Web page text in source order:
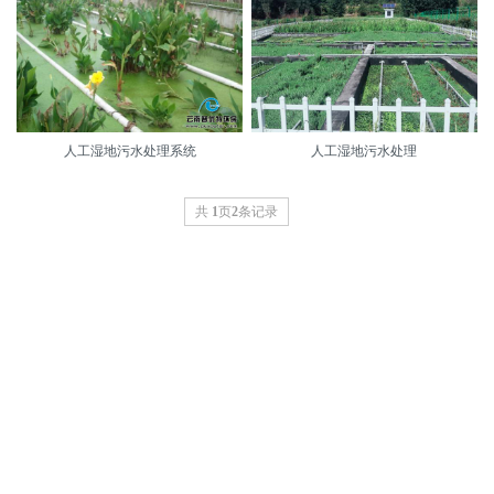
人工湿地污水处理系统 人工湿地污水处理
共 1页2条记录